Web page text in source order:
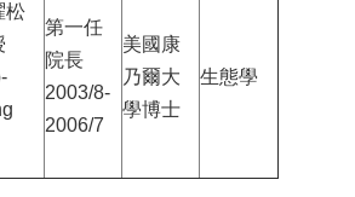
松
第一任
院長
2003/8-
2006/7
美國康
乃爾大
學博士
生態學